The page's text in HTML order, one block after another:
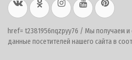
href= t2381956nqzpyy76 / Мы получаем
данные посетителей нашего сайта в